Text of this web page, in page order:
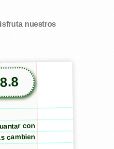
nuestros
8.8
con
cambien